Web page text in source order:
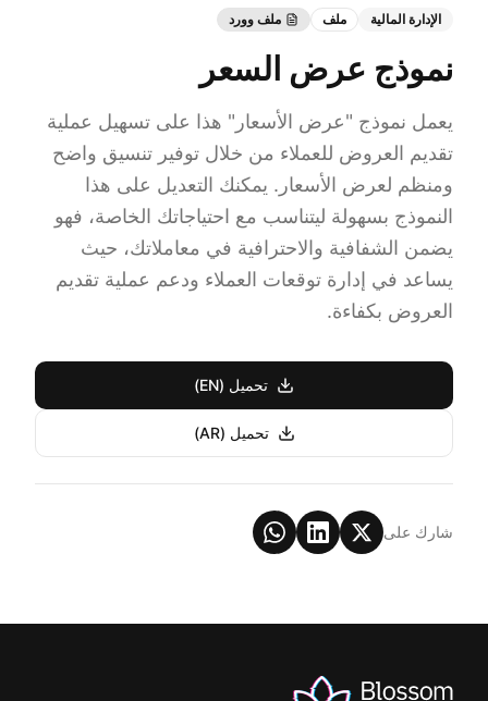
الإدارة المالية ملف ملف وورد
نموذج عرض السعر
يعمل نموذج "عرض الأسعار" هذا على تسهيل عملية
تقديم العروض للعملاء من خلال توفير تنسيق واضح
ومنظم لعرض الأسعار. يمكنك التعديل على هذا
النموذج بسهولة ليتناسب مع احتياجاتك الخاصة، فهو
يضمن الشفافية والاحترافية في معاملاتك، حيث
يساعد في إدارة توقعات العملاء ودعم عملية تقديم
العروض بكفاءة.
تحميل (EN)
تحميل (AR)
شارك على